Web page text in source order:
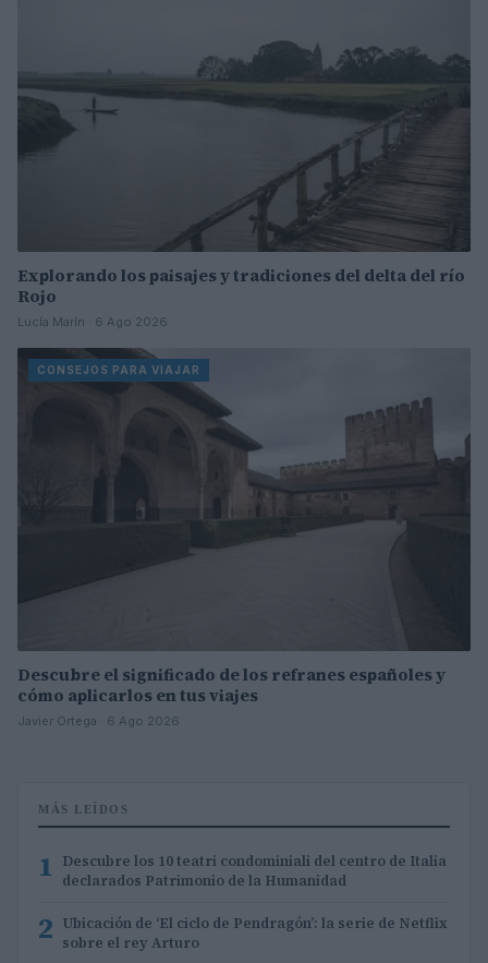
Explorando los paisajes y tradiciones del delta del río
Rojo
Lucía Marín · 6 Ago 2026
CONSEJOS PARA VIAJAR
Descubre el significado de los refranes españoles y
cómo aplicarlos en tus viajes
Javier Ortega · 6 Ago 2026
MÁS LEÍDOS
1 Descubre los 10 teatri condominiali del centro de Italia
declarados Patrimonio de la Humanidad
2 Ubicación de ‘El ciclo de Pendragón’: la serie de Netflix
sobre el rey Arturo